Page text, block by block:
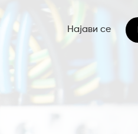
Најави се